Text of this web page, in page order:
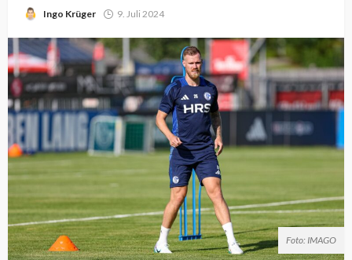
Ingo Krüger 9. Juli 2024
Foto: IMAGO